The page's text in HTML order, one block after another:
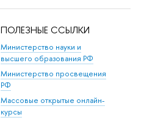
ПОЛЕЗНЫЕ ССЫЛКИ
Министерство науки и
высшего образования РФ
Министерство просвещения
РФ
Массовые открытые онлайн-
курсы